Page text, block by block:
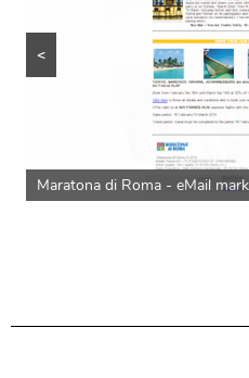
Maratona di Roma - eMail
<